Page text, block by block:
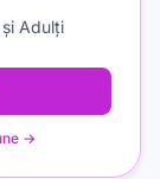
Adulți
→